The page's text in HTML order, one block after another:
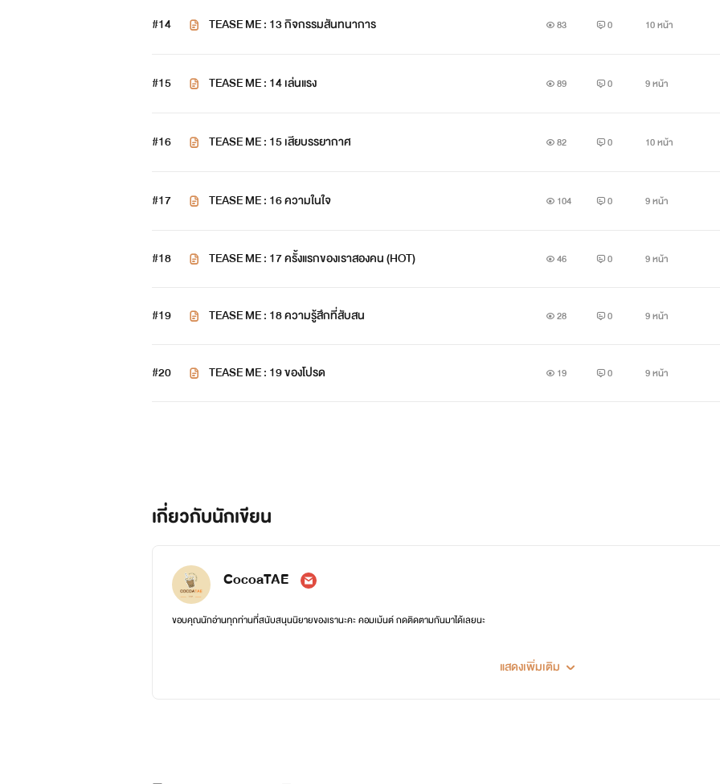
#14 TEASE ME : 13 กิจกรรมสันทนาการ 83 0 10 หน้า
#15 TEASE ME : 14 เล่นแรง 89 0 9 หน้า
#16 TEASE ME : 15 เสียบรรยากาศ 82 0 10 หน้า
#17 TEASE ME : 16 ความในใจ 104 0 9 หน้า
#18 TEASE ME : 17 ครั้งแรกของเราสองคน (HOT) 46 0 9 หน้า
#19 TEASE ME : 18 ความรู้สึกที่สับสน 28 0 9 หน้า
#20 TEASE ME : 19 ของโปรด 19 0 9 หน้า
เกี่ยวกับนักเขียน
CocoaTAE
ขอบคุณนักอ่านทุกท่านที่สนับสนุนนิยายของเรานะคะ คอมเม้นต์ กดติดตามกันมาได้เลยนะ
แสดงเพิ่มเติม